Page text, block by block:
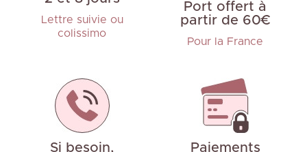
Lettre suivie ou
colissimo
Port offert à
partir de 60€
Pour la France
Si besoin,
Paiements